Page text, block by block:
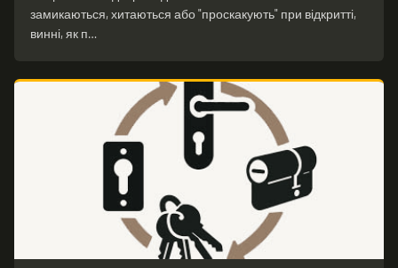
замикаються, хитаються або "проскакують" при відкритті,
винні, як п…